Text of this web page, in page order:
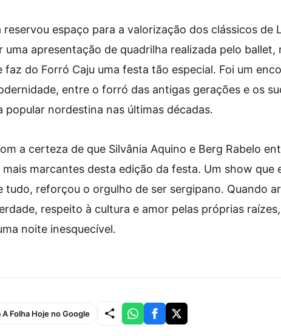
reservou espaço para a valorização dos clássicos de
uma apresentação de quadrilha realizada pelo ballet,
faz do Forró Caju uma festa tão especial. Foi um
entre o forró das antigas gerações e os
popular nordestina nas últimas décadas.
a certeza de que Silvânia Aquino e Berg Rabelo
marcantes desta edição da festa. Um show que
tudo, reforçou o orgulho de ser sergipano. Quando
respeito à cultura e amor pelas próprias
noite inesquecível.
A Folha Hoje no Google